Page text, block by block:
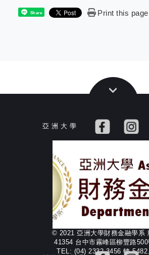
Share Print this page
亞 洲 大 學
© 2021 亞洲大學財務金融學系
41354 台中市霧峰區柳豐路
TEL: (04) 2332-3456 轉 5482